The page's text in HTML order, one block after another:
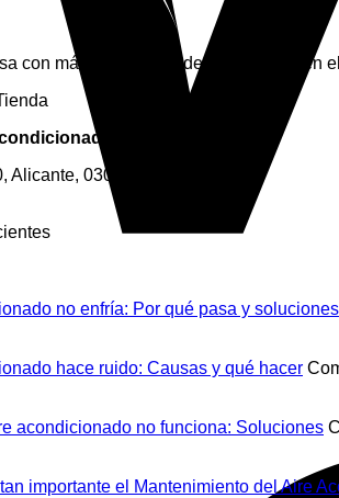
con más de 15 años de experiencia en
Alicante, 03012. España
no enfría: Por qué pasa y soluciones
hace ruido: Causas y qué hacer
acondicionado no funciona: Soluciones
importante el Mantenimiento del Aire